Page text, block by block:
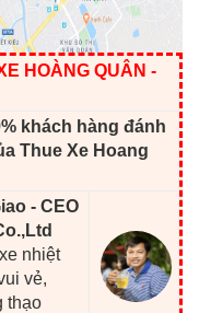
HOÀNG QUÂN -
khách hàng đánh
Thue Xe Hoang
- CEO
nhiệt
vẻ,
thạo